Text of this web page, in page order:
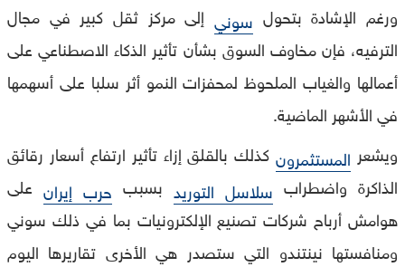
ورغم الإشادة بتحول سوني إلى مركز ثقل كبير في مجال
الترفيه، فإن مخاوف السوق بشأن تأثير الذكاء الاصطناعي على
أعمالها والغياب الملحوظ لمحفزات النمو أثر سلبا على أسهمها
في الأشهر الماضية.
ويشعر المستثمرون كذلك بالقلق إزاء تأثير ارتفاع أسعار رقائق
الذاكرة واضطراب سلاسل التوريد بسبب حرب إيران على
هوامش أرباح شركات تصنيع الإلكترونيات بما في ذلك سوني
ومنافستها نينتندو التي ستصدر هي الأخرى تقاريرها اليوم